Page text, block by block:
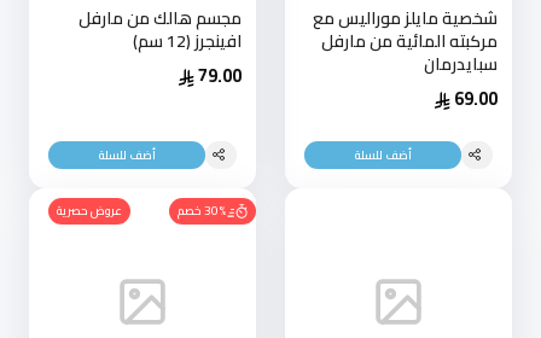
شخصية مايلز موراليس مع
مركبته المائية من مارفل
سبايدرمان
69.00
أضف للسلة
مجسم هالك من مارفل
افينجرز (12 سم)
79.00
أضف للسلة
30% خصم عروض حصرية